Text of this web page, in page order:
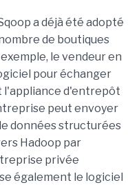
a déjà été adopté
de boutiques
le vendeur en
pour échanger
l'appliance d'entrepôt
peut envoyer
données structurées
Hadoop par
privée
également le logiciel